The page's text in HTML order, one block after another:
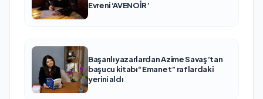
Evreni ‘AVENOİR’
Başarılı yazarlardan Azime Savaş’tan
başucu kitabı “Emanet” raflardaki
yerini aldı